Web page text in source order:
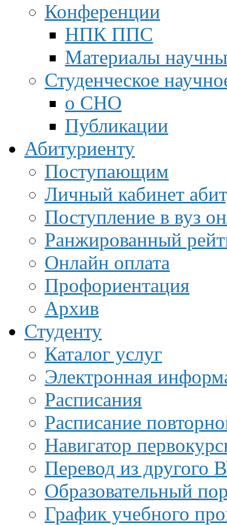
Конференции
НПК ППС
Материалы
Студенческое
о СНО
Публикации
Абитуриенту
Поступающим
Личный кабинет
Поступление в вуз
Ранжированный
Онлайн оплата
Профориентация
Архив
Студенту
Каталог услуг
Электронная
Расписания
Расписание
Навигатор
Перевод из другого
Образовательный
График учебного